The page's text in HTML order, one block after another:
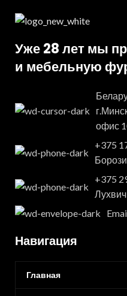
Уже 28 лет мы
и мебельную
офис
+375
+375
Навигация
Главная